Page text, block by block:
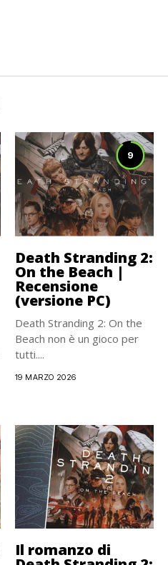
9
Death Stranding 2:
On the Beach |
Recensione
(versione PC)
Death Stranding 2: On the
Beach non è un gioco per
tutti....
19 MARZO 2026
Il romanzo di